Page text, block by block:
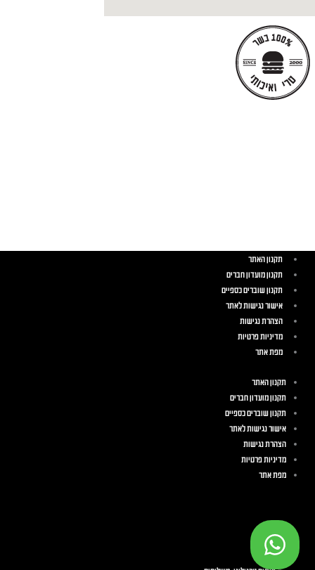
תקנון האתר
תקנון מועדון חברים
תקנון שוברים כספיים
אישור נגישות לאתר
הצהרת נגישות
מדיניות פרטיות
מפת אתר
תקנון האתר
תקנון מועדון חברים
תקנון שוברים כספיים
אישור נגישות לאתר
הצהרת נגישות
מדיניות פרטיות
מפת אתר